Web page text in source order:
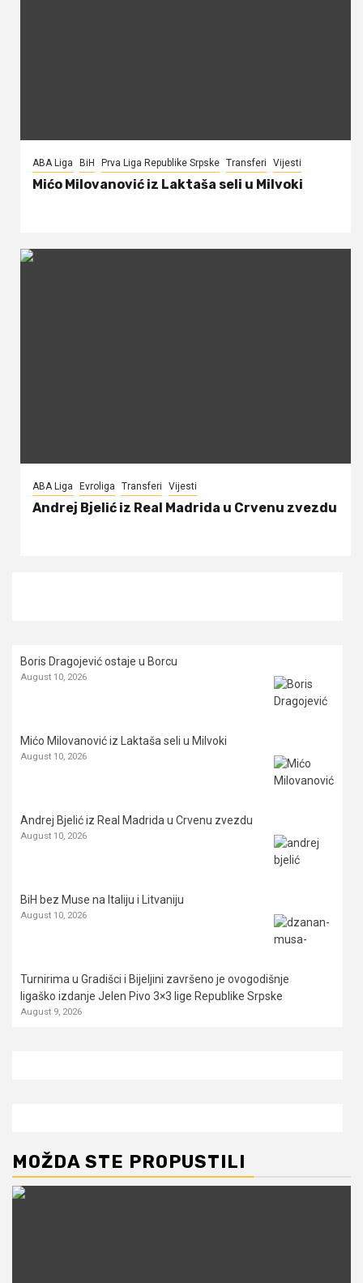
ABA Liga BiH Prva Liga Republike Srpske Transferi Vijesti
Mićo Milovanović iz Laktaša seli u Milvoki
ABA Liga Evroliga Transferi Vijesti
Andrej Bjelić iz Real Madrida u Crvenu zvezdu
Boris Dragojević ostaje u Borcu
August 10, 2026
Mićo Milovanović iz Laktaša seli u Milvoki
August 10, 2026
Andrej Bjelić iz Real Madrida u Crvenu zvezdu
August 10, 2026
BiH bez Muse na Italiju i Litvaniju
August 10, 2026
Turnirima u Gradišci i Bijeljini završeno je ovogodišnje
ligaško izdanje Jelen Pivo 3×3 lige Republike Srpske
August 9, 2026
MOŽDA STE PROPUSTILI